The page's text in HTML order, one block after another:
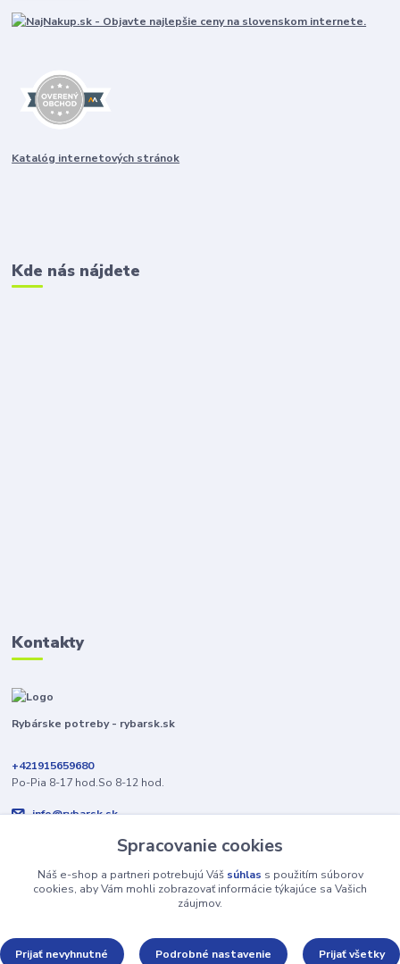
Katalóg internetových stránok
Kde nás nájdete
Kontakty
Rybárske potreby - rybarsk.sk
+421915659680
Po-Pia 8-17 hod.So 8-12 hod.
info@rybarsk.sk
Upravit sběr cookies.
Spracovanie cookies
Náš e-shop a partneri potrebujú Váš súhlas s použitím súborov
cookies, aby Vám mohli zobrazovať informácie týkajúce sa Vašich
záujmov.
Prijať nevyhnutné Podrobné nastavenie Prijať všetky